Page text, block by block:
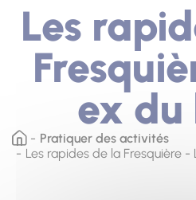
Les
ex du
Pratiquer des activités
Les rapides de la Fresquière -